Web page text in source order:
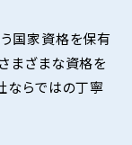
国家資格を保有
まざまな資格を
ならではの丁寧